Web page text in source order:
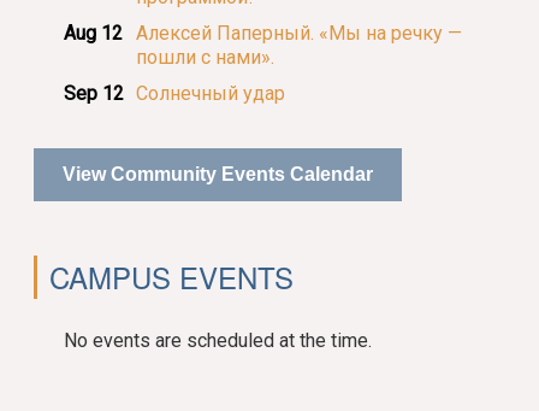
Aug 12 Алексей Паперный. «Мы на речку —
пошли с нами».
Sep 12 Солнечный удар
View Community Events Calendar
CAMPUS EVENTS
No events are scheduled at the time.